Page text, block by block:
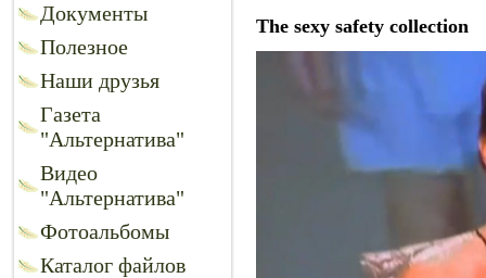
Документы
Полезное
Наши друзья
Газета
"Альтернатива"
Видео
"Альтернатива"
Фотоальбомы
Каталог файлов
The sexy safety collection